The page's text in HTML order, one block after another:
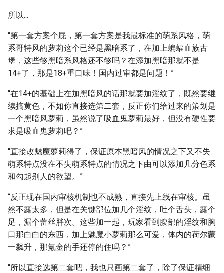
所以...
“第一套方案个屁，第一套方案是我最标准的萌系风格，萌
系哥特风的萝莉这个已经是黑暗系了，在加上蝙蝠血族古
堡，这些够黑暗系风格还不够吗？在添加黑暗那就不是
14+了，那是18+重口味！国内过审都是问题！”
“在14+的基础上在加黑暗风的话那就要加淫纹了，既然要继
续搞黄色，不如你直接选第二套，反正你们给过来的策划是
一个黑暗风萝莉，虽然说了吸血鬼萝莉最好，但没有硬性要
求是吸血鬼萝莉吧？”
“直接改魅魔萝莉得了，保证原本黑暗风的情况之下又不失
萌系特点没在不失萌系特点的情况之下由可以添加几分色系
和勾起别人的欲望。”
“反正现在国内审核机制也不成熟，直接先上线在审核。虽
然不露太多，但是在关键部位加几个淫纹，吐个舌头，露个
足，漏个蕾丝胖次。这些加一起，玩家看到腹部的淫纹和胸
口那白白的东西，加上魅魔小萝莉那么可爱，体内的荷尔蒙
一飙升，那氪金的手还停的住吗？”
“所以直接选第二套吧，我也只画第二套了，除了保证精细